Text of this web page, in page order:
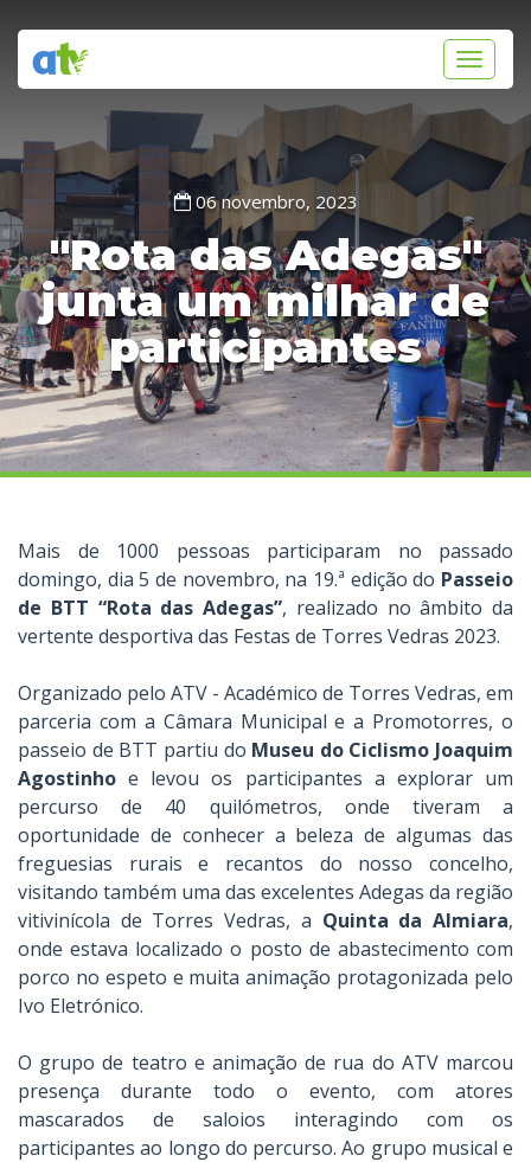
Toggle
06 novembro, 2023
"Rota das Adegas"
junta um milhar de
participantes
Mais de 1000 pessoas participaram no passado
domingo, dia 5 de novembro, na 19.ª edição do Passeio
de BTT “Rota das Adegas”, realizado no âmbito da
vertente desportiva das Festas de Torres Vedras 2023.
Organizado pelo ATV - Académico de Torres Vedras, em
parceria com a Câmara Municipal e a Promotorres, o
passeio de BTT partiu do Museu do Ciclismo Joaquim
Agostinho e levou os participantes a explorar um
percurso de 40 quilómetros, onde tiveram a
oportunidade de conhecer a beleza de algumas das
freguesias rurais e recantos do nosso concelho,
visitando também uma das excelentes Adegas da região
vitivinícola de Torres Vedras, a Quinta da Almiara,
onde estava localizado o posto de abastecimento com
porco no espeto e muita animação protagonizada pelo
Ivo Eletrónico.
O grupo de teatro e animação de rua do ATV marcou
presença durante todo o evento, com atores
mascarados de saloios interagindo com os
participantes ao longo do percurso. Ao grupo musical e